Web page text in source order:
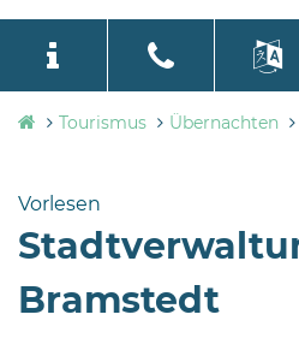
Tourismusbüro
Bramstedt
24576 Bad
Bramstedt
language
Tourismus Übernachten
Vorlesen
Bramstedt